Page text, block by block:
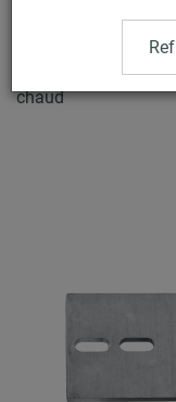
Equerre de jonction
chaud